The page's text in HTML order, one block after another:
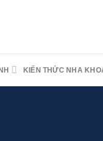
KIẾN THỨC NHA